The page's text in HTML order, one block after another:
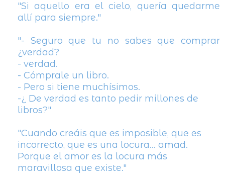
"Si aquello era el cielo, quería quedarme
allí para siempre."
"- Seguro que tu no sabes que comprar
¿verdad?
- verdad.
- Cómprale un libro.
- Pero si tiene muchísimos.
-¿ De verdad es tanto pedir millones de
libros?"
"Cuando creáis que es imposible, que es
incorrecto, que es una locura... amad.
Porque el amor es la locura más
maravillosa que existe."